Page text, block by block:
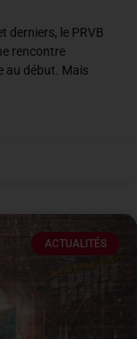
derniers, le PRVB
rencontre
au début. Mais
ACTUALITÉS